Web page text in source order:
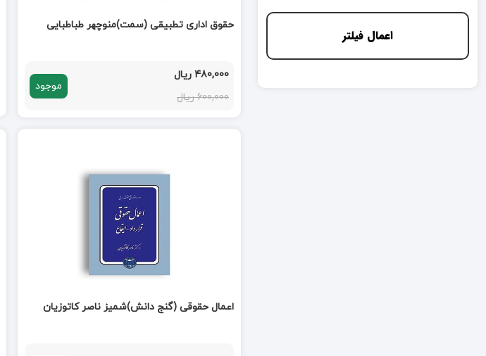
اعمال فیلتر
حقوق اداری تطبیقی (سمت)منوچهر طباطبایی
480,000 ریال
600,000 ریال
موجود
اعمال حقوقی (گنج دانش)شمیز ناصر کاتوزیان